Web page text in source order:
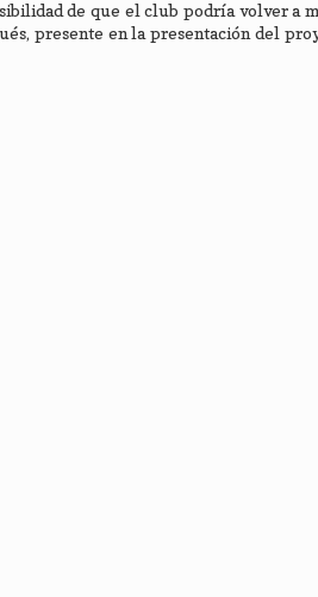
de que el club podría volver a
presente en la presentación del